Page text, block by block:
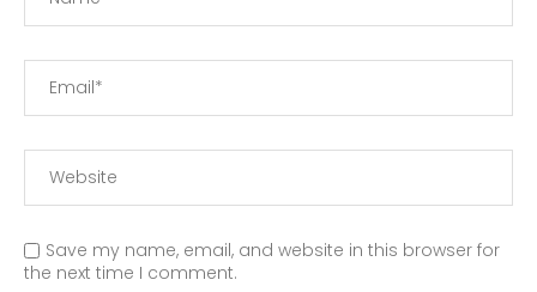
Save my name, email, and website in this browser for
the next time I comment.